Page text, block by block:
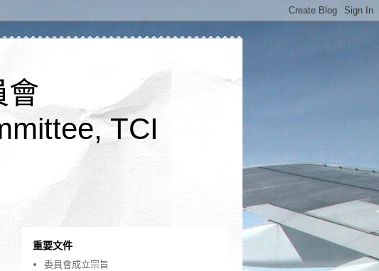
會
TCI
重要文件
委員會成立宗旨